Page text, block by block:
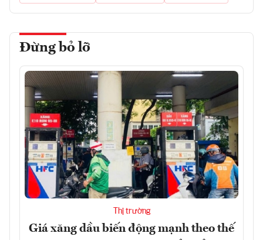
Đừng bỏ lỡ
Thị trường
Giá xăng dầu biến động mạnh theo thế